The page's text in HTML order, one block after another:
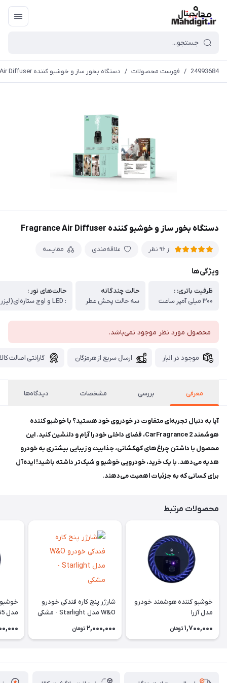
24993684
/ فهرست محصولات / دستگاه بخور ساز و خوشبو کننده Fragrance Air Diffuser
دستگاه بخور ساز و خوشبو کننده Fragrance Air Diffuser
از 96 نظر علاقه‌مندی مقایسه
ویژگی‌ها
ظرفیت باتری: :
۳۰۰ میلی آمپر ساعت
حالت چندگانه
سه حالت پحش عطر
حالت‌های نور :
محصول مورد نظر موجود نمی‌باشد.
موجود در انبار ارسال سریع از هرمزگان گارانتی اصالت کالا
معرفی بررسی مشخصات دیدگاه‌ها
آیا به دنبال تجربه‌ای متفاوت در خودروی خود هستید؟ با خوشبو کننده
هوشمند CarFragrance 2، فضای داخلی خود را آرام و دلنشین کنید. این
محصول با داشتن چراغ‌های کهکشانی، جذابیت و زیبایی بیشتری به خودرو
هدیه می‌دهد. با یک خرید، خودرویی خوشبو و شیک‌تر داشته باشید! ایده‌آل
برای کسانی که به جزئیات اهمیت می‌دهند.
محصولات مرتبط
خوشبو کننده هوشمند خودرو
مدل آزرا
1,700,000 تومان
شارژر پنج کاره فندکی خودرو
W&O مدل Starlight - مشکی
2,000,000 تومان
مدل P55